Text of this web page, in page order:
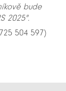
bude
2025".
504 597)